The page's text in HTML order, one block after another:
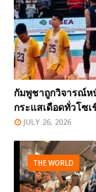
กัมพูชาถูกวิจารณ์ห
กระแสเดือดทั่วโซเ
JULY 26, 2026
THE WORLD